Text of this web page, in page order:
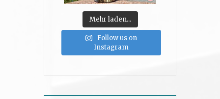
Mehr laden...
Follow us on
Instagram